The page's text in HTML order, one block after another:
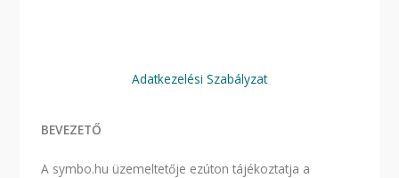
Adatkezelési Szabályzat
BEVEZETŐ
A symbo.hu üzemeltetője ezúton tájékoztatja a